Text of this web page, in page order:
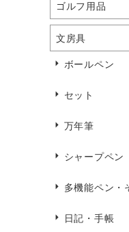
ゴルフ用品
文房具
ボールペン
セット
万年筆
シャープペン
多機能ペン・
日記・手帳